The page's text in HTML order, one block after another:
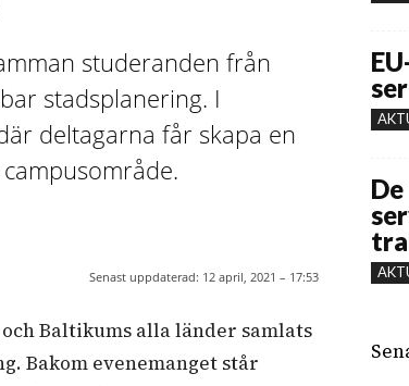
studeranden från
stadsplanering. I
deltagarna får skapa en
Senast uppdaterad: 12 april, 2021 – 17:53
Baltikums alla länder samlats
Bakom evenemanget står